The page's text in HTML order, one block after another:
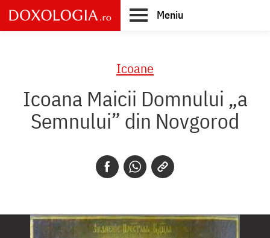
Skip
to
main
Meniu
Icoane
Icoana Maicii Domnului „a
Semnului” din Novgorod